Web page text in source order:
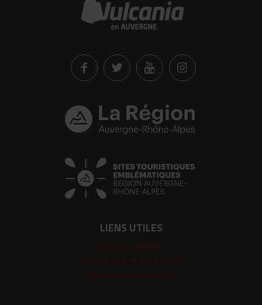
LIENS UTILES
Foire aux questions
Conditions générales de vente
Formulaire de rétractation